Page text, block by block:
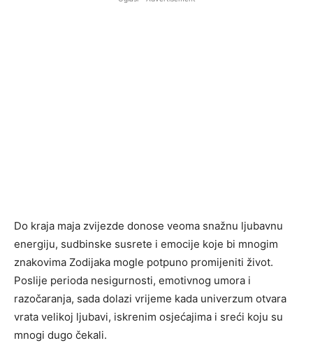
Do kraja maja zvijezde donose veoma snažnu ljubavnu
energiju, sudbinske susrete i emocije koje bi mnogim
znakovima Zodijaka mogle potpuno promijeniti život.
Poslije perioda nesigurnosti, emotivnog umora i
razočaranja, sada dolazi vrijeme kada univerzum otvara
vrata velikoj ljubavi, iskrenim osjećajima i sreći koju su
mnogi dugo čekali.